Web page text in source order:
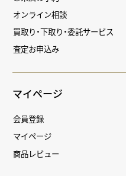
オンライン相談
買取り・下取り・委託サービス
査定お申込み
マイページ
会員登録
マイページ
商品レビュー